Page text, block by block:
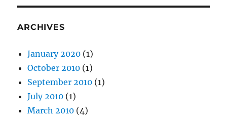
ARCHIVES
January 2020 (1)
October 2010 (1)
September 2010 (1)
July 2010 (1)
March 2010 (4)